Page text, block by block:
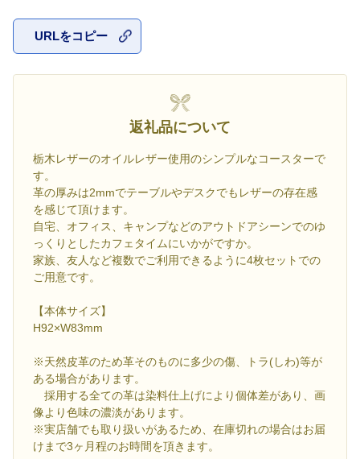
URLをコピー
返礼品について
栃木レザーのオイルレザー使用のシンプルなコースターで
す。
革の厚みは2mmでテーブルやデスクでもレザーの存在感
を感じて頂けます。
自宅、オフィス、キャンプなどのアウトドアシーンでのゆ
っくりとしたカフェタイムにいかがですか。
家族、友人など複数でご利用できるように4枚セットでの
ご用意です。
【本体サイズ】
H92×W83mm
※天然皮革のため革そのものに多少の傷、トラ(しわ)等が
ある場合があります。
採用する全ての革は染料仕上げにより個体差があり、画
像より色味の濃淡があります。
※実店舗でも取り扱いがあるため、在庫切れの場合はお届
けまで3ヶ月程のお時間を頂きます。